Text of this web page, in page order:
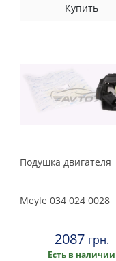
Купить
Подушка двигателя
Meyle 034 024 0028
2087 грн.
Есть в наличии